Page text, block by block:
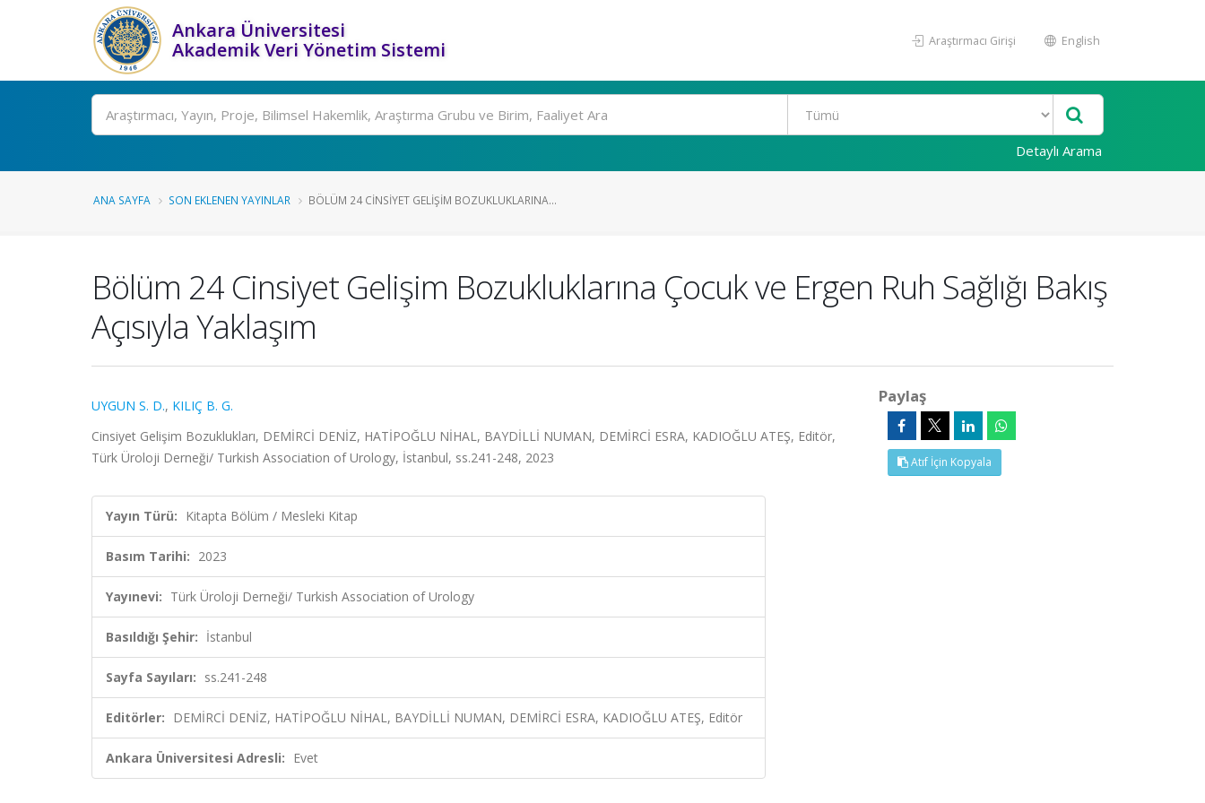
Ankara Üniversitesi
Akademik Veri Yönetim Sistemi
Araştırmacı Girişi English
Ara
Detaylı Arama
ANA SAYFA SON EKLENEN YAYINLAR BÖLÜM 24 CINSIYET GELIŞIM BOZUKLUKLARINA...
Bölüm 24 Cinsiyet Gelişim Bozukluklarına Çocuk ve Ergen Ruh Sağlığı Bakış
Açısıyla Yaklaşım
UYGUN S. D., KILIÇ B. G.
Cinsiyet Gelişim Bozuklukları, DEMİRCİ DENİZ, HATİPOĞLU NİHAL, BAYDİLLİ NUMAN, DEMİRCİ ESRA, KADIOĞLU ATEŞ, Editör,
Türk Üroloji Derneği/ Turkish Association of Urology, İstanbul, ss.241-248, 2023
Yayın Türü: Kitapta Bölüm / Mesleki Kitap
Basım Tarihi: 2023
Yayınevi: Türk Üroloji Derneği/ Turkish Association of Urology
Basıldığı Şehir: İstanbul
Sayfa Sayıları: ss.241-248
Editörler: DEMİRCİ DENİZ, HATİPOĞLU NİHAL, BAYDİLLİ NUMAN, DEMİRCİ ESRA, KADIOĞLU ATEŞ, Editör
Ankara Üniversitesi Adresli: Evet
Paylaş
Atıf İçin Kopyala